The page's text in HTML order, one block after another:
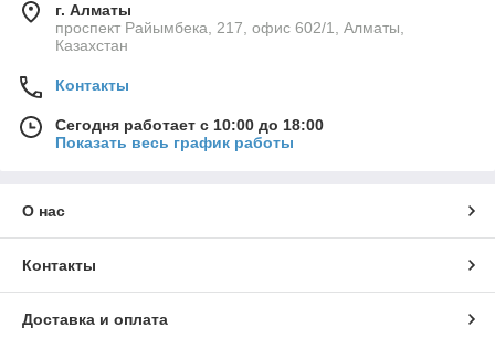
г. Алматы
проспект Райымбека, 217, офис 602/1, Алматы,
Казахстан
Контакты
Сегодня работает с 10:00 до 18:00
Показать весь график работы
О нас
Контакты
Доставка и оплата